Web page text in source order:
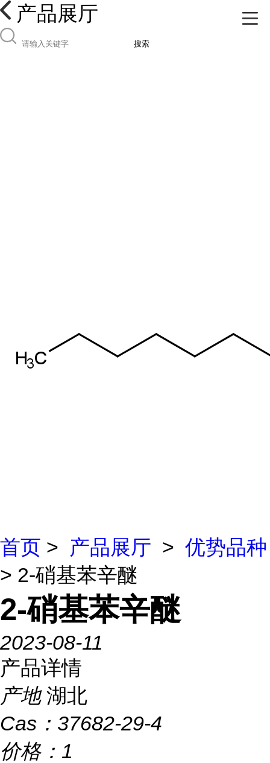
产品展厅
搜索
首页 > 产品展厅 > 优势品种
> 2-硝基苯辛醚
2-硝基苯辛醚
2023-08-11
产品详情
产地 湖北
Cas： 37682-29-4
价格： 1